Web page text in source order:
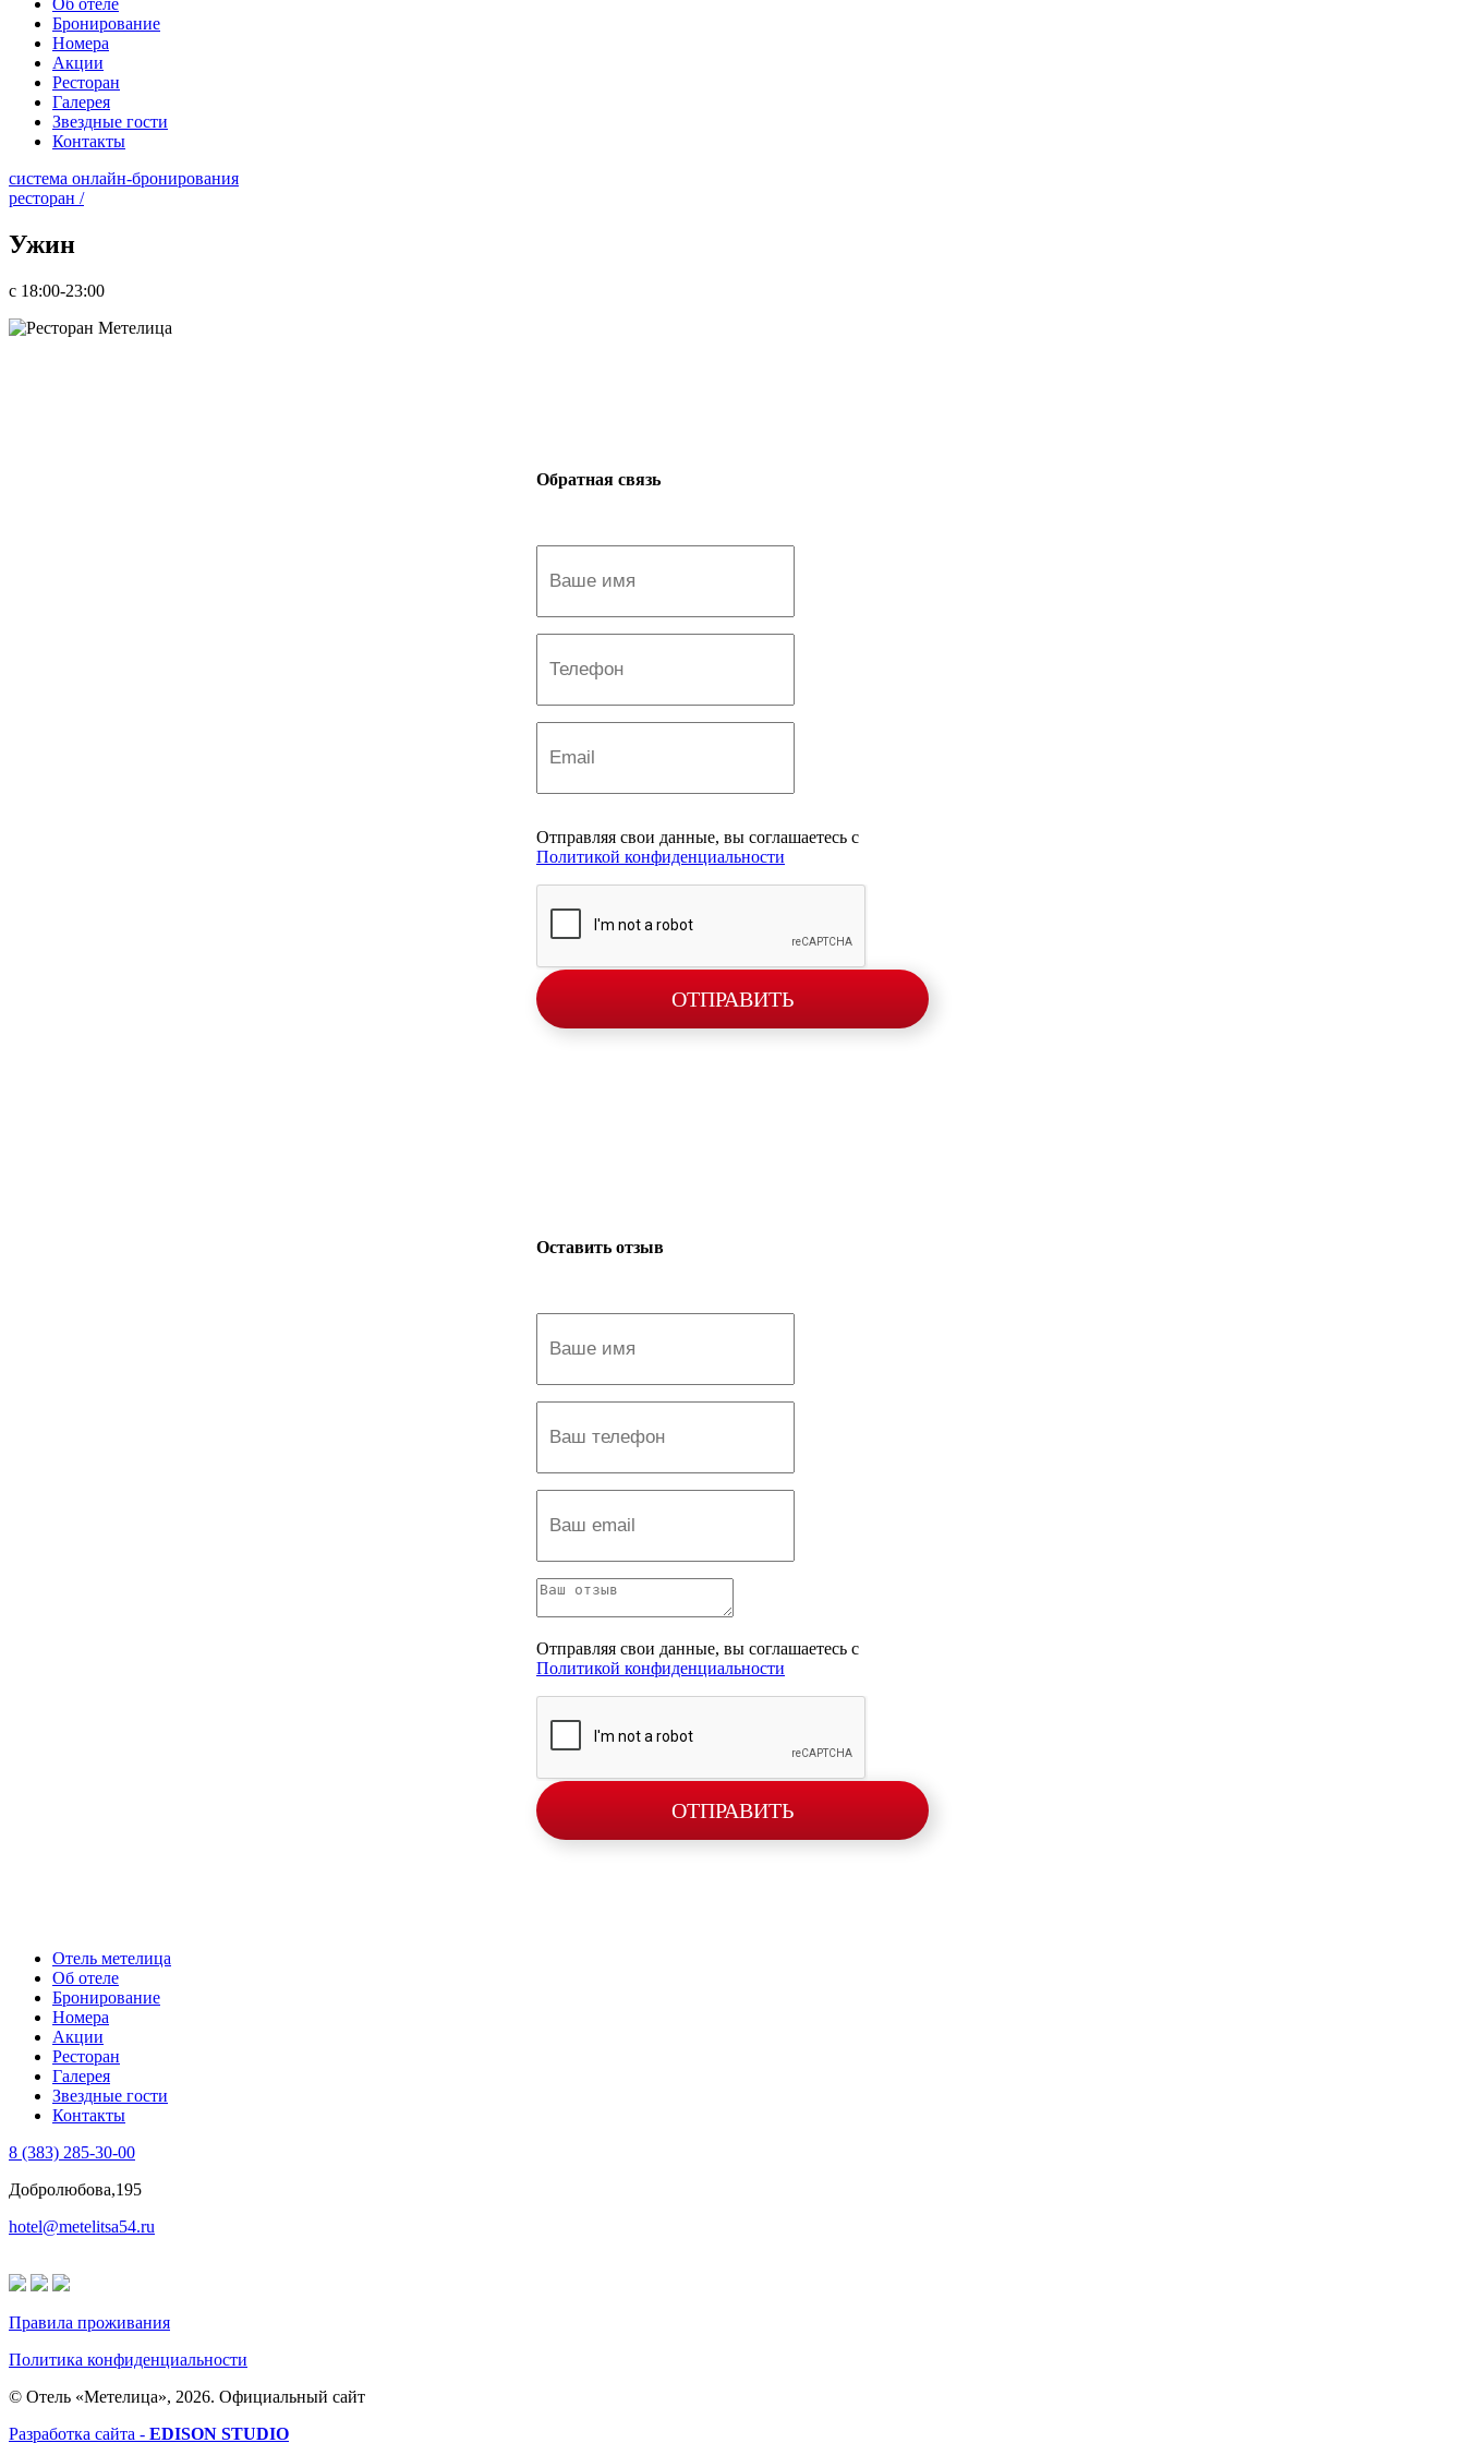
Об отеле
Бронирование
Номера
Акции
Ресторан
Галерея
Звездные гости
Контакты
система онлайн-бронирования
ресторан /
Ужин
с 18:00-23:00
Обратная связь
Отправляя свои данные, вы соглашаетесь с
Политикой конфиденциальности
ОТПРАВИТЬ
Оставить отзыв
Отправляя свои данные, вы соглашаетесь с
Политикой конфиденциальности
ОТПРАВИТЬ
Отель метелица
Об отеле
Бронирование
Номера
Акции
Ресторан
Галерея
Звездные гости
Контакты
8 (383) 285-30-00
Добролюбова,195
hotel@metelitsa54.ru
Правила проживания
Политика конфиденциальности
© Отель «Метелица», 2026. Официальный сайт
Разработка сайта - EDISON STUDIO